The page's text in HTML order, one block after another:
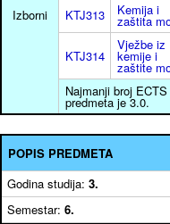
Izborni KTJ313 Kemija i
zaštita
KTJ314
Vježbe iz
kemije i
zaštite
Najmanji broj
predmeta je 3.0.
POPIS PREDMETA
Godina studija:3.
Semestar:6.